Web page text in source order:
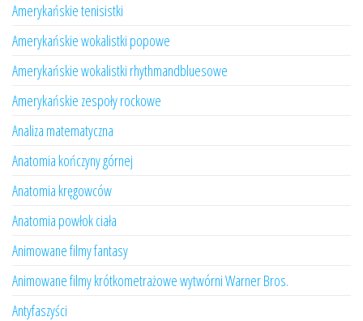
Amerykańskie tenisistki
Amerykańskie wokalistki popowe
Amerykańskie wokalistki rhythmandbluesowe
Amerykańskie zespoły rockowe
Analiza matematyczna
Anatomia kończyny górnej
Anatomia kręgowców
Anatomia powłok ciała
Animowane filmy fantasy
Animowane filmy krótkometrażowe wytwórni Warner Bros.
Antyfaszyści